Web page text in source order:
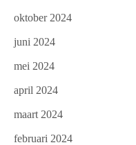
oktober 2024
juni 2024
mei 2024
april 2024
maart 2024
februari 2024